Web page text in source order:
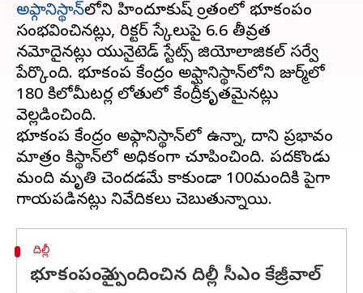
అఫ్గానిస్థాన్‌లోని హిందూకుష్ ప్రాంతంలో భూకంపం
సంభవించినట్లు, రిక్టర్ స్కేలుపై 6.6 తీవ్రత
నమోదైనట్లు యునైటెడ్ స్టేట్స్ జియోలాజికల్ సర్వే
పేర్కొంది. భూకంప కేంద్రం అఫ్ఘానిస్థాన్‌లోని జుర్మ్‌లో
180 కిలోమీటర్ల లోతులో కేంద్రీకృతమైనట్లు
వెల్లడించింది.
భూకంప కేంద్రం అఫ్గానిస్థాన్‌లో ఉన్నా, దాని ప్రభావం
మాత్రం పాకిస్థాన్‌లో అధికంగా చూపించింది. పదకొండు
మంది మృతి చెందడమే కాకుండా 100మందికి పైగా
దిల్లీ
భూకంపంపై స్పందించిన దిల్లీ సీఎం కేజ్రీవాల్